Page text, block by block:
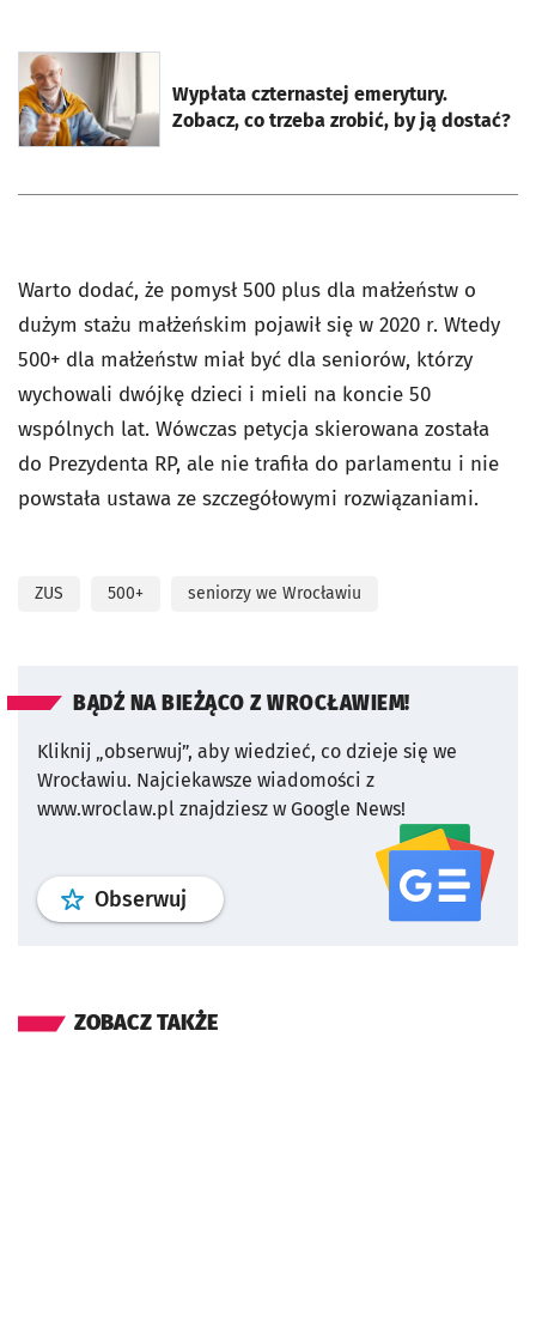
Wypłata czternastej emerytury.
Zobacz, co trzeba zrobić, by ją dostać?
otworzy się w nowej karcie
Warto dodać, że pomysł 500 plus dla małżeństw o
dużym stażu małżeńskim pojawił się w 2020 r. Wtedy
500+ dla małżeństw miał być dla seniorów, którzy
wychowali dwójkę dzieci i mieli na koncie 50
wspólnych lat. Wówczas petycja skierowana została
do Prezydenta RP, ale nie trafiła do parlamentu i nie
powstała ustawa ze szczegółowymi rozwiązaniami.
ZUS 500+ seniorzy we Wrocławiu
BĄDŹ NA BIEŻĄCO Z WROCŁAWIEM!
Kliknij „obserwuj”, aby wiedzieć, co dzieje się we
Wrocławiu. Najciekawsze wiadomości z
www.wroclaw.pl znajdziesz w Google News!
Obserwuj profil serwisu
ZOBACZ TAKŻE